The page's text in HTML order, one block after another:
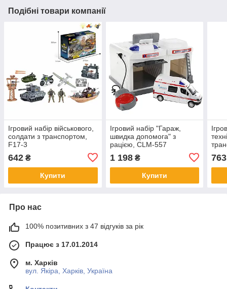
Подібні товари компанії
Ігровий набір військового,
солдати з транспортом,
F17-3
642 ₴
Купити
Ігровий набір "Гараж,
швидка допомога" з
рацією, CLM-557
1 198₴
Купити
763
Про нас
100% позитивних з 47 відгуків за рік
Працює з 17.01.2014
м. Харків
вул. Якіра, Харків, Україна